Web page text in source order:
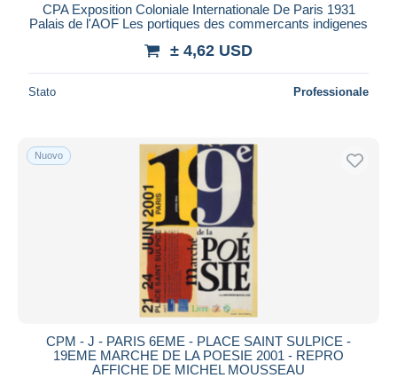
CPA Exposition Coloniale Internationale De Paris 1931
Palais de l'AOF Les portiques des commercants indigenes
± 4,62 USD
Stato Professionale
Nuovo
CPM - J - PARIS 6EME - PLACE SAINT SULPICE -
19EME MARCHE DE LA POESIE 2001 - REPRO
AFFICHE DE MICHEL MOUSSEAU